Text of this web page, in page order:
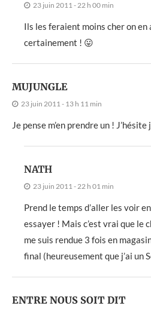
23 juin 2011 - 22 h 00 min
Ils les feraient moins cher on
certainement ! 😛
MUJUNGLE
23 juin 2011 - 13 h 11 min
Je pense m’en prendre un !
NATH
23 juin 2011 - 22 h 01 min
Prend le temps d’aller les voir
essayer ! Mais c’est vrai que le
me suis rendue 3 fois en
final (heureusement que j’ai un
ENTRE NOUS SOIT DIT